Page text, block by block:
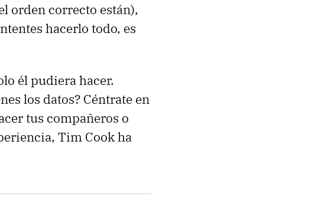
orden correcto están),
hacerlo todo, es
él pudiera hacer.
los datos? Céntrate en
tus compañeros o
Tim Cook ha